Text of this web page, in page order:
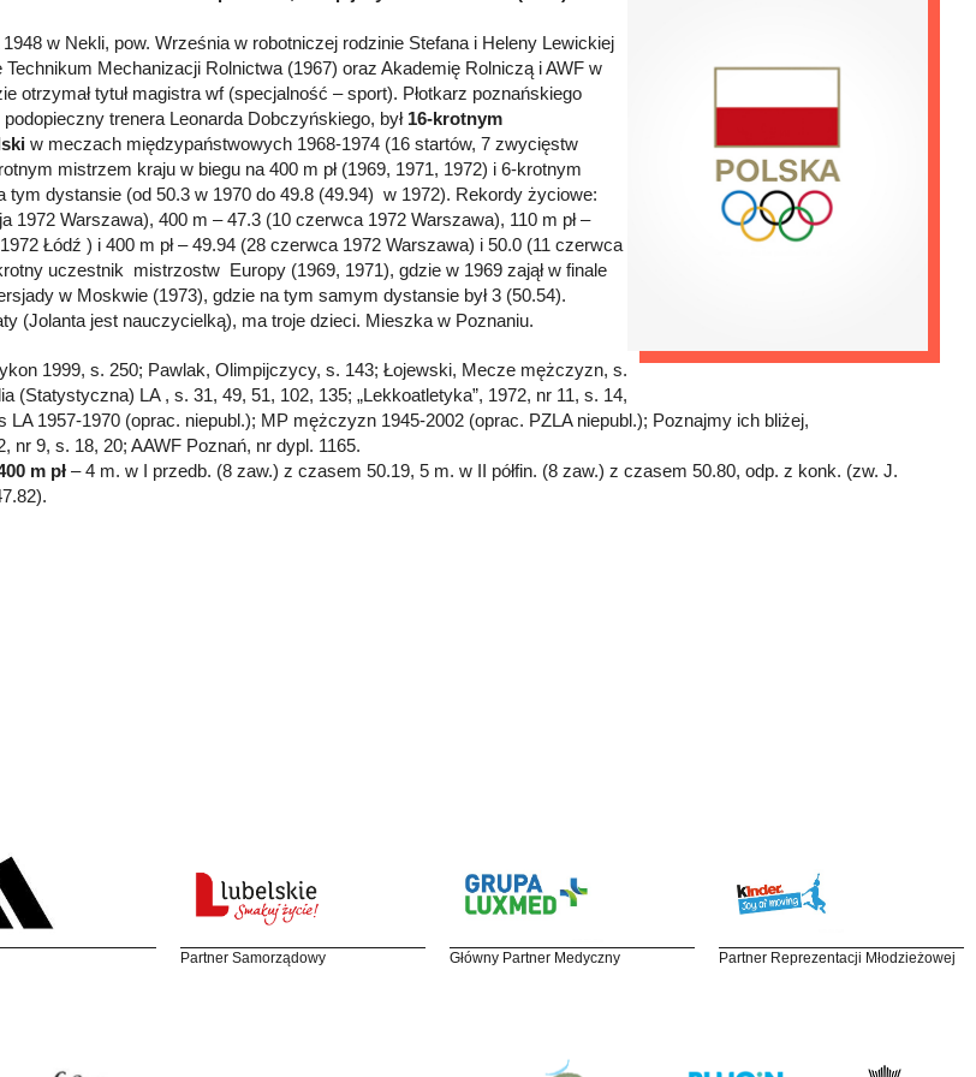
w Nekli, pow. Września w robotniczej rodzinie Stefana i Heleny Lewickiej
Technikum Mechanizacji Rolnictwa (1967) oraz Akademię Rolniczą i AWF w
otrzymał tytuł magistra wf (specjalność – sport). Płotkarz poznańskiego
trenera Leonarda Dobczyńskiego, był 16-krotnym
w meczach międzypaństwowych 1968-1974 (16 startów, 7 zwycięstw
mistrzem kraju w biegu na 400 m pł (1969, 1971, 1972) i 6-krotnym
tym dystansie (od 50.3 w 1970 do 49.8 (49.94) w 1972). Rekordy życiowe:
1972 Warszawa), 400 m – 47.3 (10 czerwca 1972 Warszawa), 110 m pł –
Łódź ) i 400 m pł – 49.94 (28 czerwca 1972 Warszawa) i 50.0 (11 czerwca
uczestnik mistrzostw Europy (1969, 1971), gdzie w 1969 zajął w finale
w Moskwie (1973), gdzie na tym samym dystansie był 3 (50.54).
(Jolanta jest nauczycielką), ma troje dzieci. Mieszka w Poznaniu.
1999, s. 250; Pawlak, Olimpijczycy, s. 143; Łojewski, Mecze mężczyzn, s.
(Statystyczna) LA , s. 31, 49, 51, 102, 135; „Lekkoatletyka”, 1972, nr 11, s. 14,
LA 1957-1970 (oprac. niepubl.); MP mężczyzn 1945-2002 (oprac. PZLA niepubl.); Poznajmy ich bliżej,
nr 9, s. 18, 20; AAWF Poznań, nr dypl. 1165.
m pł – 4 m. w I przedb. (8 zaw.) z czasem 50.19, 5 m. w II półfin. (8 zaw.) z czasem 50.80, odp. z konk. (zw. J.
Partner Samorządowy Główny Partner Medyczny Partner Reprezentacji Młodzieżowej